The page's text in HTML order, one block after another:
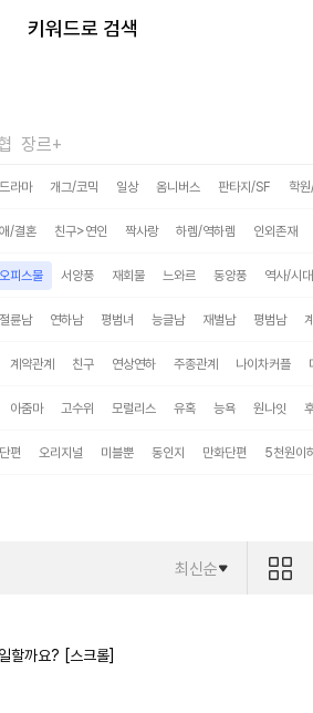
키워드로 검색
장르+
드라마 개그/코믹 일상 옴니버스 판타지/SF 학
/결혼 친구>연인 짝사랑 하렘/역하렘 인외존재
오피스물 서양풍 재회물 느와르 동양풍 역사/시
절륜남 연하남 평범녀 능글남 재벌남 평범남
계약관계 친구 연상연하 주종관계 나이차커플
아줌마 고수위 모럴리스 유혹 능욕 원나잇
단편 오리지널 미블뿐 동인지 만화단편 5천원이
최신순
할까요? [스크롤]